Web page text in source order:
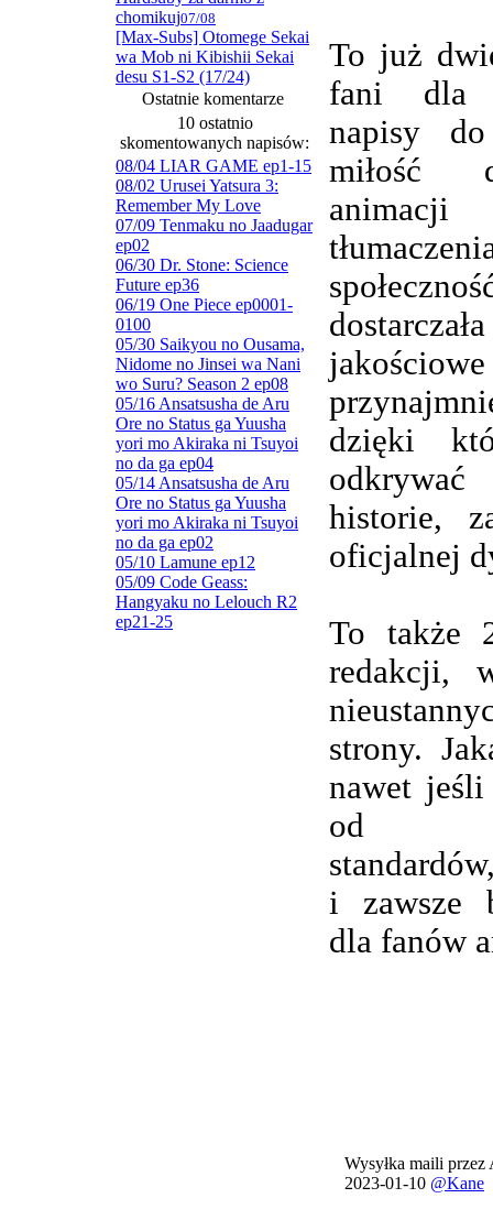
chomikuj07/08
[Max-Subs] Otomege Sekai
wa Mob ni Kibishii Sekai
desu S1-S2 (17/24)
Ostatnie komentarze
10 ostatnio
skomentowanych napisów:
08/04 LIAR GAME ep1-15
08/02 Urusei Yatsura 3:
Remember My Love
07/09 Tenmaku no Jaadugar
ep02
06/30 Dr. Stone: Science
Future ep36
06/19 One Piece ep0001-
0100
05/30 Saikyou no Ousama,
Nidome no Jinsei wa Nani
wo Suru? Season 2 ep08
05/16 Ansatsusha de Aru
Ore no Status ga Yuusha
yori mo Akiraka ni Tsuyoi
no da ga ep04
05/14 Ansatsusha de Aru
Ore no Status ga Yuusha
yori mo Akiraka ni Tsuyoi
no da ga ep02
05/10 Lamune ep12
05/09 Code Geass:
Hangyaku no Lelouch R2
ep21-25
To już
fani dla
napisy
miłość
dzięki
historie,
oficjalnej
To także
redakcji,
strony.
nawet
od
i zawsze
dla fanów
Wysyłka maili
2023-01-10 @Kane